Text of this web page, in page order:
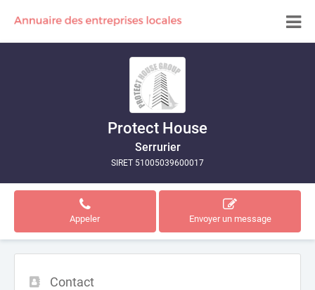
Protect House
Serrurier
SIRET 51005039600017
Appeler Envoyer un message
Contact